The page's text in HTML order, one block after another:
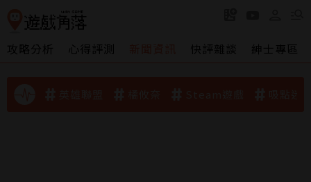
攻略分析 心得評測 快評雜談 紳士專區